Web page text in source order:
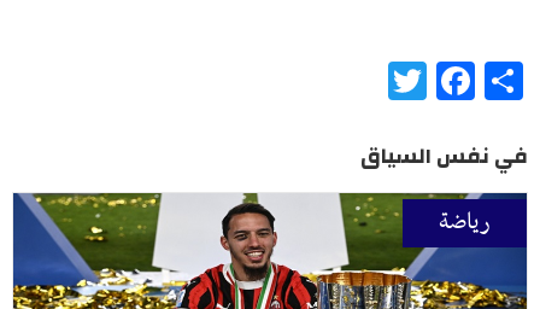
Share
Facebook
في نفس السياق
رياضة